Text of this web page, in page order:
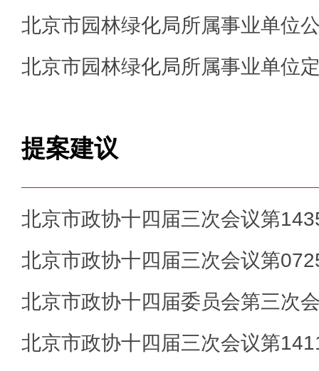
北京市园林绿化局所属事业单位
北京市园林绿化局所属事业单位
提案建议
北京市政协十四届三次会议第
北京市政协十四届三次会议第
北京市政协十四届委员会第三次
北京市政协十四届三次会议第